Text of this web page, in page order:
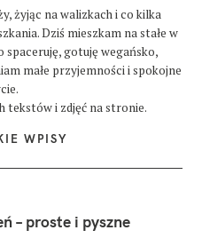
żyjąc na walizkach i co kilka
Dziś mieszkam na stałe w
spaceruję, gotuję wegańsko,
małe przyjemności i spokojne
tekstów i zdjęć na stronie.
WPISY
– proste i pyszne